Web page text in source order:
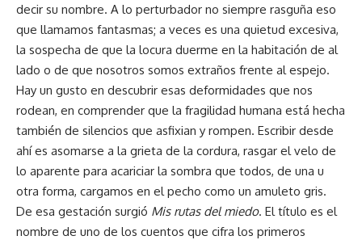
decir su nombre. A lo perturbador no siempre rasguña eso
que llamamos fantasmas; a veces es una quietud excesiva,
la sospecha de que la locura duerme en la habitación de al
lado o de que nosotros somos extraños frente al espejo.
Hay un gusto en descubrir esas deformidades que nos
rodean, en comprender que la fragilidad humana está hecha
también de silencios que asfixian y rompen. Escribir desde
ahí es asomarse a la grieta de la cordura, rasgar el velo de
lo aparente para acariciar la sombra que todos, de una u
otra forma, cargamos en el pecho como un amuleto gris.
De esa gestación surgió Mis rutas del miedo. El título es el
nombre de uno de los cuentos que cifra los primeros